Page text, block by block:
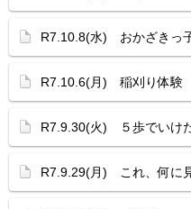
R7.10.8(水) おかざきっ
R7.10.6(月) 稲刈り体験
R7.9.30(火) ５歩でいけ
R7.9.29(月) これ、何に